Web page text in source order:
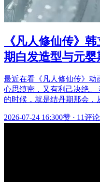
《凡人修仙传》
期白发造型与元
最近在看《凡人修仙传》
心思缜密，又有利己决绝。
的时候，就是结丹期那会
2026-07-24 16:300赞 · 11评论